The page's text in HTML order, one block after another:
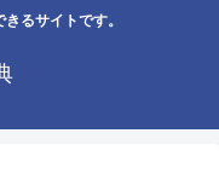
るサイトです。